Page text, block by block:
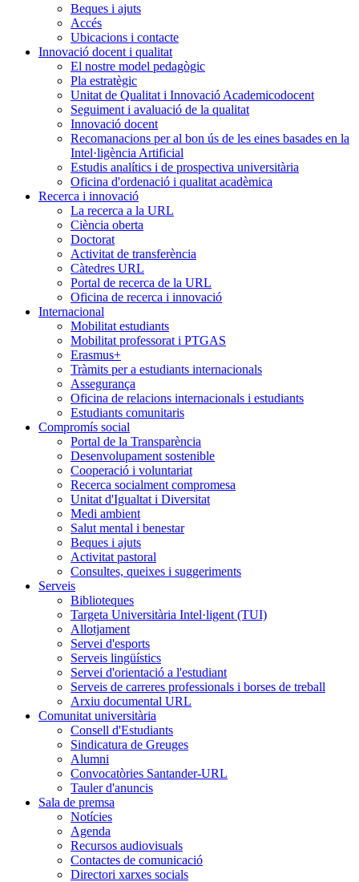
Beques i ajuts
Accés
Ubicacions i contacte
Innovació docent i qualitat
El nostre model pedagògic
Pla estratègic
Unitat de Qualitat i Innovació Academicodocent
Seguiment i avaluació de la qualitat
Innovació docent
Recomanacions per al bon ús de les eines basades en la
Intel·ligència Artificial
Estudis analítics i de prospectiva universitària
Oficina d'ordenació i qualitat acadèmica
Recerca i innovació
La recerca a la URL
Ciència oberta
Doctorat
Activitat de transferència
Càtedres URL
Portal de recerca de la URL
Oficina de recerca i innovació
Internacional
Mobilitat estudiants
Mobilitat professorat i PTGAS
Erasmus+
Tràmits per a estudiants internacionals
Assegurança
Oficina de relacions internacionals i estudiants
Estudiants comunitaris
Compromís social
Portal de la Transparència
Desenvolupament sostenible
Cooperació i voluntariat
Recerca socialment compromesa
Unitat d'Igualtat i Diversitat
Medi ambient
Salut mental i benestar
Beques i ajuts
Activitat pastoral
Consultes, queixes i suggeriments
Serveis
Biblioteques
Targeta Universitària Intel·ligent (TUI)
Allotjament
Servei d'esports
Serveis lingüístics
Servei d'orientació a l'estudiant
Serveis de carreres professionals i borses de treball
Arxiu documental URL
Comunitat universitària
Consell d'Estudiants
Sindicatura de Greuges
Alumni
Convocatòries Santander-URL
Tauler d'anuncis
Sala de premsa
Notícies
Agenda
Recursos audiovisuals
Contactes de comunicació
Directori xarxes socials